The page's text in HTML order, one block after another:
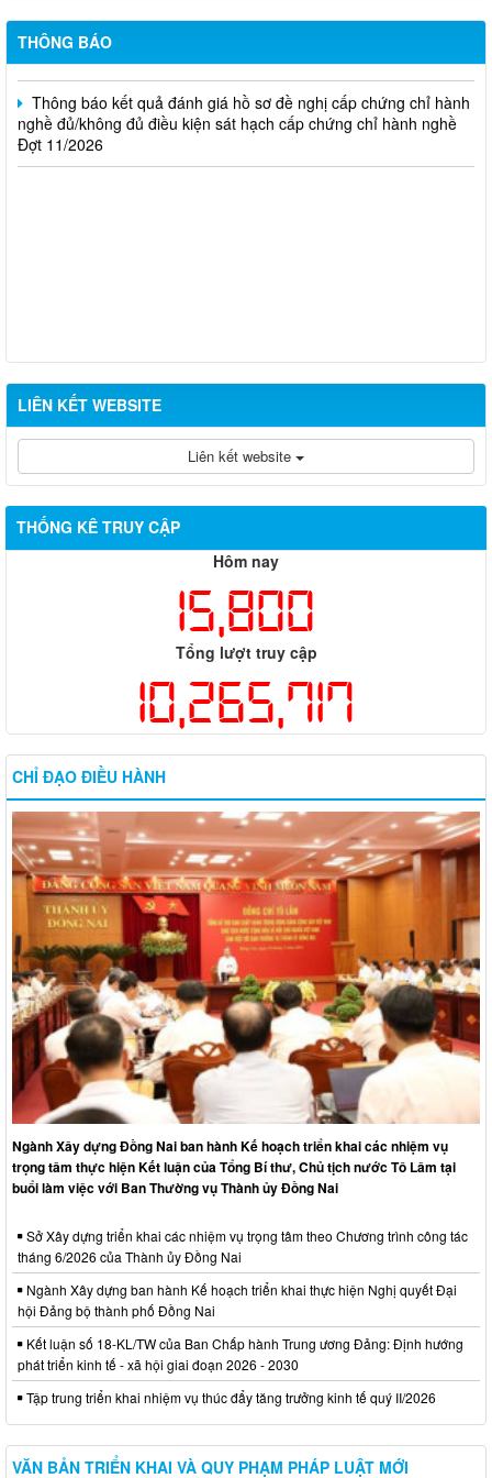
THÔNG BÁO
nghề đủ/không đủ điều kiện sát hạch cấp chứng chỉ hành nghề
Đợt 10/2026
Thông báo kết quả đánh giá hồ sơ đề nghị cấp chứng chỉ hành
nghề đủ/không đủ điều kiện sát hạch cấp chứng chỉ hành nghề
Đợt 11/2026
LIÊN KẾT WEBSITE
Liên kết website
THỐNG KÊ TRUY CẬP
Hôm nay
15,800
Tổng lượt truy cập
10,265,717
CHỈ ĐẠO ĐIỀU HÀNH
Ngành Xây dựng Đồng Nai ban hành Kế hoạch triển khai các nhiệm vụ
trọng tâm thực hiện Kết luận của Tổng Bí thư, Chủ tịch nước Tô Lâm tại
buổi làm việc với Ban Thường vụ Thành ủy Đồng Nai
Sở Xây dựng triển khai các nhiệm vụ trọng tâm theo Chương trình công tác
tháng 6/2026 của Thành ủy Đồng Nai
Ngành Xây dựng ban hành Kế hoạch triển khai thực hiện Nghị quyết Đại
hội Đảng bộ thành phố Đồng Nai
Kết luận số 18-KL/TW của Ban Chấp hành Trung ương Đảng: Định hướng
phát triển kinh tế - xã hội giai đoạn 2026 - 2030
Tập trung triển khai nhiệm vụ thúc đẩy tăng trưởng kinh tế quý II/2026
VĂN BẢN TRIỂN KHAI VÀ QUY PHẠM PHÁP LUẬT MỚI